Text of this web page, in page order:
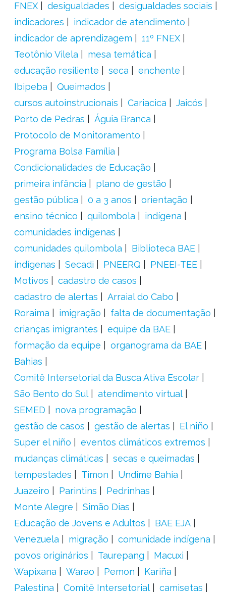
FNEX
desigualdades
desigualdades sociais
indicadores
indicador de atendimento
indicador de aprendizagem
11º FNEX
Teotônio Vilela
mesa temática
educação resiliente
seca
enchente
Ibipeba
Queimados
cursos autoinstrucionais
Cariacica
Jaicós
Porto de Pedras
Águia Branca
Protocolo de Monitoramento
Programa Bolsa Família
Condicionalidades de Educação
primeira infância
plano de gestão
gestão pública
0 a 3 anos
orientação
ensino técnico
quilombola
indígena
comunidades indígenas
comunidades quilombola
Biblioteca BAE
indígenas
Secadi PNEERQ
PNEEI-TEE
Motivos
cadastro de casos
cadastro de alertas
Arraial do Cabo
Roraima
imigração
falta de documentação
crianças imigrantes
equipe da BAE
formação da equipe
organograma da BAE
Bahias
Comitê Intersetorial da Busca Ativa Escolar
São Bento do Sul
atendimento virtual
SEMED
nova programação
gestão de casos
gestão de alertas
El niño
Super el niño
eventos climáticos extremos
mudanças climáticas
secas e queimadas
tempestades
Timon
Undime Bahia
Juazeiro
Parintins
Pedrinhas
Monte Alegre
Simão Dias
Educação de Jovens e Adultos
BAE EJA
Venezuela
migração
comunidade indígena
povos originários
Taurepang
Macuxi
Wapixana
Warao Pemon
Kariña
Palestina
Comitê Intersetorial
camisetas